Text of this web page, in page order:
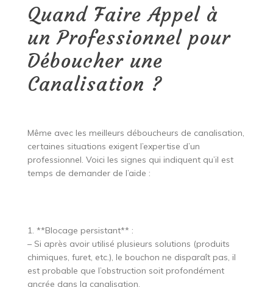
Quand Faire Appel à
un Professionnel pour
Déboucher une
Canalisation ?
Même avec les meilleurs déboucheurs de canalisation,
certaines situations exigent l’expertise d’un
professionnel. Voici les signes qui indiquent qu’il est
temps de demander de l’aide :
1. **Blocage persistant** :
– Si après avoir utilisé plusieurs solutions (produits
chimiques, furet, etc.), le bouchon ne disparaît pas, il
est probable que l’obstruction soit profondément
ancrée dans la canalisation.